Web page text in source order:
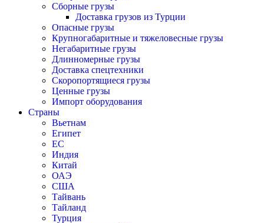
Сборные грузы
Доставка грузов из Турции
Опасные грузы
Крупногабаритные и тяжеловесные грузы
Негабаритные грузы
Длинномерные грузы
Доставка спецтехники
Скоропортящиеся грузы
Ценные грузы
Импорт оборудования
Страны
Вьетнам
Египет
ЕС
Индия
Китай
ОАЭ
США
Тайвань
Тайланд
Турция